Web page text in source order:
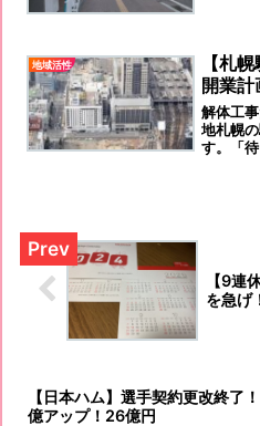
地域活性
【札
開業計
解体工
地札幌
す。「
【9連
を急げ
【日本ハム】選手契約更改終了
億アップ！26億円